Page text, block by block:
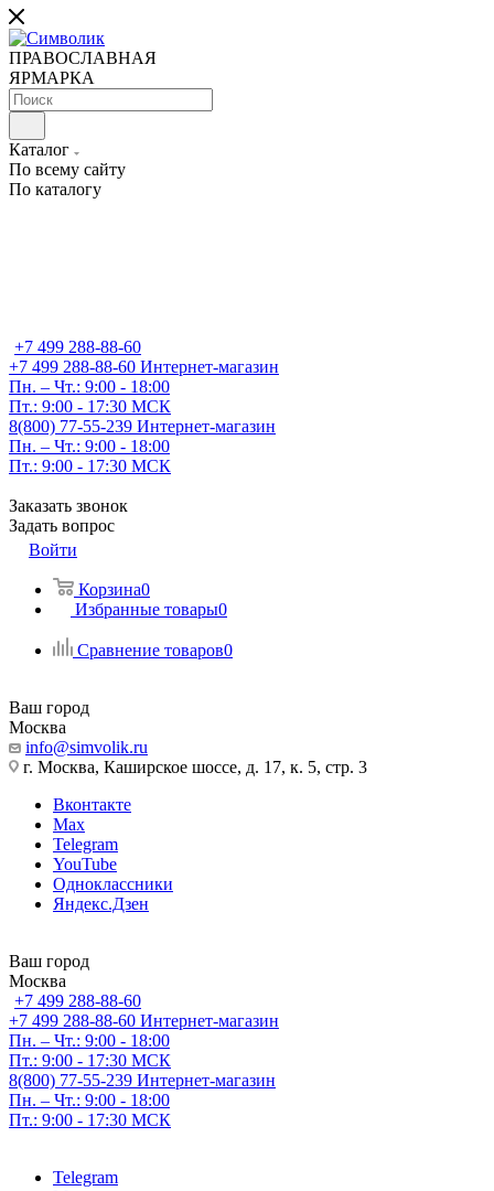
ПРАВОСЛАВНАЯ
ЯРМАРКА
Каталог
По всему сайту
По каталогу
+7 499 288-88-60
+7 499 288-88-60 Интернет-магазин
Пн. – Чт.: 9:00 - 18:00
Пт.: 9:00 - 17:30 МСК
8(800) 77-55-239 Интернет-магазин
Пн. – Чт.: 9:00 - 18:00
Пт.: 9:00 - 17:30 МСК
Заказать звонок
Задать вопрос
Войти
Корзина0
Избранные товары0
Сравнение товаров0
Ваш город
Москва
info@simvolik.ru
г. Москва, Каширское шоссе, д. 17, к. 5, стр. 3
Вконтакте
Max
Telegram
YouTube
Одноклассники
Яндекс.Дзен
Ваш город
Москва
+7 499 288-88-60
+7 499 288-88-60 Интернет-магазин
Пн. – Чт.: 9:00 - 18:00
Пт.: 9:00 - 17:30 МСК
8(800) 77-55-239 Интернет-магазин
Пн. – Чт.: 9:00 - 18:00
Пт.: 9:00 - 17:30 МСК
Telegram